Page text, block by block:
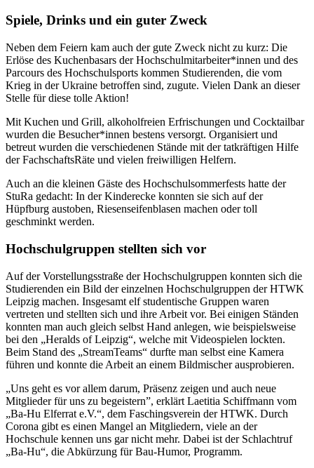
Spiele, Drinks und ein guter Zweck
Neben dem Feiern kam auch der gute Zweck nicht zu kurz: Die
Erlöse des Kuchenbasars der Hochschulmitarbeiter*innen und des
Parcours des Hochschulsports kommen Studierenden, die vom
Krieg in der Ukraine betroffen sind, zugute. Vielen Dank an dieser
Stelle für diese tolle Aktion!
Mit Kuchen und Grill, alkoholfreien Erfrischungen und Cocktailbar
wurden die Besucher*innen bestens versorgt. Organisiert und
betreut wurden die verschiedenen Stände mit der tatkräftigen Hilfe
der FachschaftsRäte und vielen freiwilligen Helfern.
Auch an die kleinen Gäste des Hochschulsommerfests hatte der
StuRa gedacht: In der Kinderecke konnten sie sich auf der
Hüpfburg austoben, Riesenseifenblasen machen oder toll
geschminkt werden.
Hochschulgruppen stellten sich vor
Auf der Vorstellungsstraße der Hochschulgruppen konnten sich die
Studierenden ein Bild der einzelnen Hochschulgruppen der HTWK
Leipzig machen. Insgesamt elf studentische Gruppen waren
vertreten und stellten sich und ihre Arbeit vor. Bei einigen Ständen
konnten man auch gleich selbst Hand anlegen, wie beispielsweise
bei den „Heralds of Leipzig“, welche mit Videospielen lockten.
Beim Stand des „StreamTeams“ durfte man selbst eine Kamera
führen und konnte die Arbeit an einem Bildmischer ausprobieren.
„Uns geht es vor allem darum, Präsenz zeigen und auch neue
Mitglieder für uns zu begeistern”, erklärt Laetitia Schiffmann vom
„Ba-Hu Elferrat e.V.“, dem Faschingsverein der HTWK. Durch
Corona gibt es einen Mangel an Mitgliedern, viele an der
Hochschule kennen uns gar nicht mehr. Dabei ist der Schlachtruf
„Ba-Hu“, die Abkürzung für Bau-Humor, Programm.